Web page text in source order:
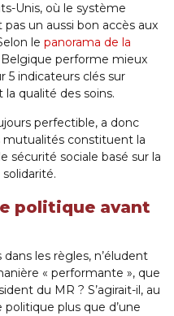
Unis, où le système
pas un aussi bon accès aux
le panorama de la
Belgique performe mieux
5 indicateurs clés sur
la qualité des soins.
perfectible, a donc
mutualités constituent la
sécurité sociale basé sur la
politique avant
les règles, n’éludent
« performante », que
du MR ? S’agirait-il, au
plus que d’une